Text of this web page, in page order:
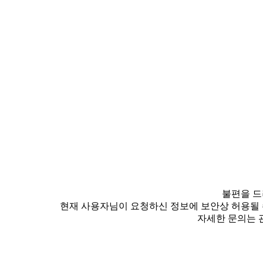
불편을
현재 사용자님이 요청하신 정보에 보안상 허용
자세한 문의는